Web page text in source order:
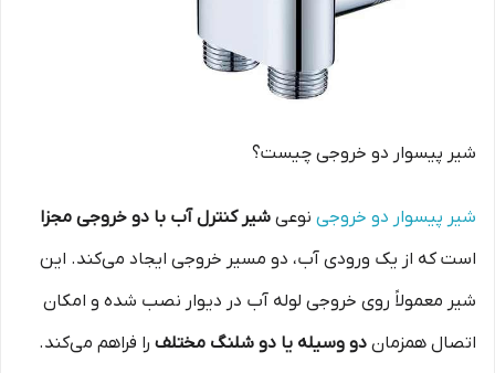
شیر پیسوار دو خروجی چیست؟
شیر پیسوار دو خروجی نوعی شیر کنترل آب با دو خروجی مجزا
است که از یک ورودی آب، دو مسیر خروجی ایجاد می‌کند. این
شیر معمولاً روی خروجی لوله آب در دیوار نصب شده و امکان
اتصال همزمان دو وسیله یا دو شلنگ مختلف را فراهم می‌کند.